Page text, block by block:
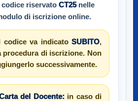
riservato CT25nelle
di iscrizione online.
codice va indicato SUBITO,
procedura di iscrizione. Non
successivamente.
del Docente:in caso di